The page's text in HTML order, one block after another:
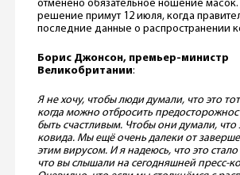
отменено обязательное ношение
решение примут 12 июля, когда
последние данные о распространении
Борис Джонсон, премьер-министр
Великобритании:
Я не хочу, чтобы люди думали, что это
когда можно отбросить
быть счастливым. Чтобы они думали, что
ковида. Мы ещё очень далеки от
этим вирусом. И я надеюсь, что это стало
что вы слышали на сегодняшней пресс-